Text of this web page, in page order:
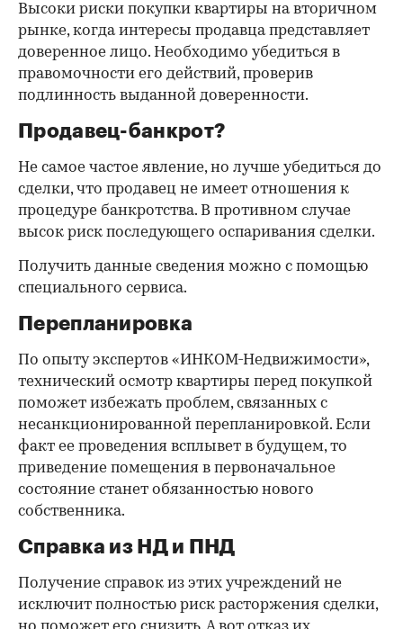
Высоки риски покупки квартиры на вторичном
рынке, когда интересы продавца представляет
доверенное лицо. Необходимо убедиться в
правомочности его действий, проверив
подлинность выданной доверенности.
Продавец-банкрот?
Не самое частое явление, но лучше убедиться до
сделки, что продавец не имеет отношения к
процедуре банкротства. В противном случае
высок риск последующего оспаривания сделки.
Получить данные сведения можно с помощью
специального сервиса.
Перепланировка
По опыту экспертов «ИНКОМ-Недвижимости»,
технический осмотр квартиры перед покупкой
поможет избежать проблем, связанных с
несанкционированной перепланировкой. Если
факт ее проведения всплывет в будущем, то
приведение помещения в первоначальное
состояние станет обязанностью нового
собственника.
Справка из НД и ПНД
Получение справок из этих учреждений не
исключит полностью риск расторжения сделки,